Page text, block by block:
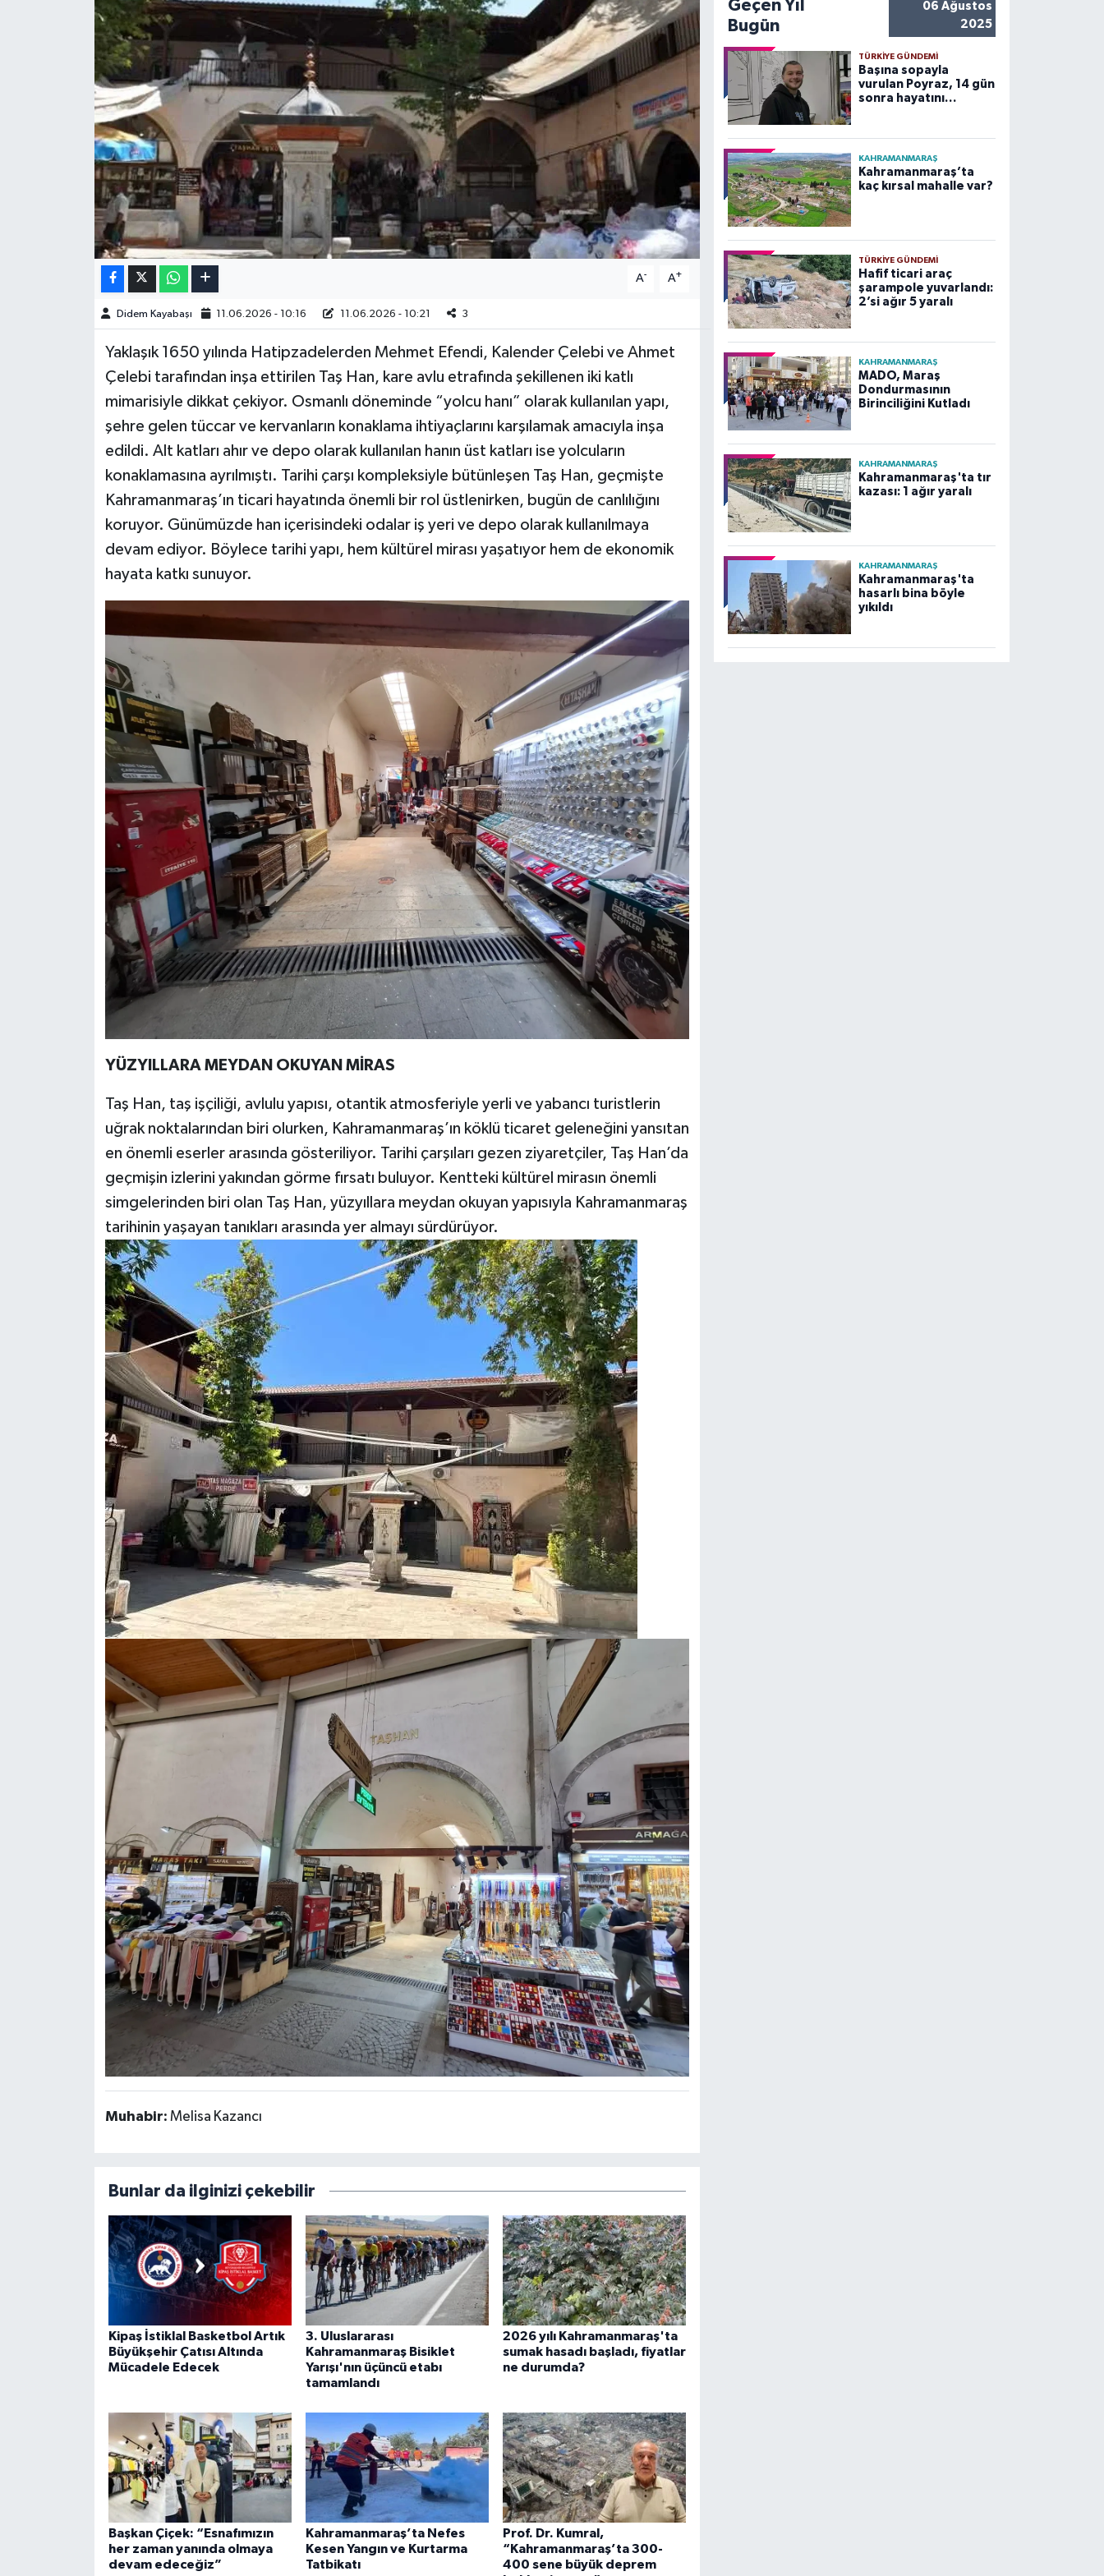
A- A+
Didem Kayabaşı 11.06.2026 - 10:16 11.06.2026 - 10:21 3
Yaklaşık 1650 yılında Hatipzadelerden Mehmet Efendi, Kalender Çelebi ve Ahmet
Çelebi tarafından inşa ettirilen Taş Han, kare avlu etrafında şekillenen iki katlı
mimarisiyle dikkat çekiyor. Osmanlı döneminde “yolcu hanı” olarak kullanılan yapı,
şehre gelen tüccar ve kervanların konaklama ihtiyaçlarını karşılamak amacıyla inşa
edildi. Alt katları ahır ve depo olarak kullanılan hanın üst katları ise yolcuların
konaklamasına ayrılmıştı. Tarihi çarşı kompleksiyle bütünleşen Taş Han, geçmişte
Kahramanmaraş’ın ticari hayatında önemli bir rol üstlenirken, bugün de canlılığını
koruyor. Günümüzde han içerisindeki odalar iş yeri ve depo olarak kullanılmaya
devam ediyor. Böylece tarihi yapı, hem kültürel mirası yaşatıyor hem de ekonomik
hayata katkı sunuyor.
YÜZYILLARA MEYDAN OKUYAN MİRAS
Taş Han, taş işçiliği, avlulu yapısı, otantik atmosferiyle yerli ve yabancı turistlerin
uğrak noktalarından biri olurken, Kahramanmaraş’ın köklü ticaret geleneğini yansıtan
en önemli eserler arasında gösteriliyor. Tarihi çarşıları gezen ziyaretçiler, Taş Han’da
geçmişin izlerini yakından görme fırsatı buluyor. Kentteki kültürel mirasın önemli
simgelerinden biri olan Taş Han, yüzyıllara meydan okuyan yapısıyla Kahramanmaraş
tarihinin yaşayan tanıkları arasında yer almayı sürdürüyor.
Muhabir: Melisa Kazancı
Bunlar da ilginizi çekebilir
Kipaş İstiklal Basketbol Artık
Büyükşehir Çatısı Altında
Mücadele Edecek
3. Uluslararası
Kahramanmaraş Bisiklet
Yarışı'nın üçüncü etabı
tamamlandı
2026 yılı Kahramanmaraş'ta
sumak hasadı başladı, fiyatlar
ne durumda?
Başkan Çiçek: “Esnafımızın
her zaman yanında olmaya
devam edeceğiz”
Kahramanmaraş’ta Nefes
Kesen Yangın ve Kurtarma
Tatbikatı
Prof. Dr. Kumral,
“Kahramanmaraş’ta 300-
400 sene büyük deprem
Geçen Yıl
Bugün
06 Ağustos
2025
TÜRKIYE GÜNDEMI
Başına sopayla
vurulan Poyraz, 14 gün
sonra hayatını
KAHRAMANMARAŞ
Kahramanmaraş’ta
kaç kırsal mahalle var?
TÜRKIYE GÜNDEMI
Hafif ticari araç
şarampole yuvarlandı:
2’si ağır 5 yaralı
KAHRAMANMARAŞ
MADO, Maraş
Dondurmasının
Birinciliğini Kutladı
KAHRAMANMARAŞ
Kahramanmaraş'ta tır
kazası: 1 ağır yaralı
KAHRAMANMARAŞ
Kahramanmaraş'ta
hasarlı bina böyle
yıkıldı